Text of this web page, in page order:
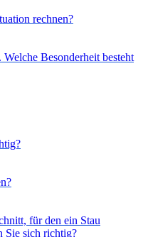
rechnen?
Besonderheit besteht
für den ein Stau
Sie sich richtig?